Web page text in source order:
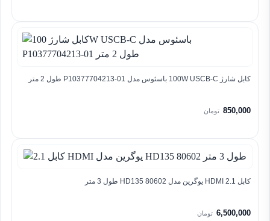
کابل شارژ 100W USCB-C باسئوس مدل P10377704213-01 طول 2 متر
850,000 تومان
کابل 2.1 HDMI یوگرین مدل HD135 80602 طول 3 متر
6,500,000 تومان